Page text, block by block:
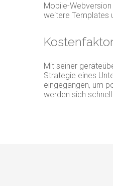
Mobile-
weitere Templates
Mit seiner
Strategie eines
eingegangen, um
werden sich